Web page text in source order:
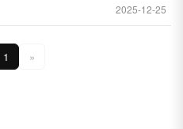
2025-12-25
1 »